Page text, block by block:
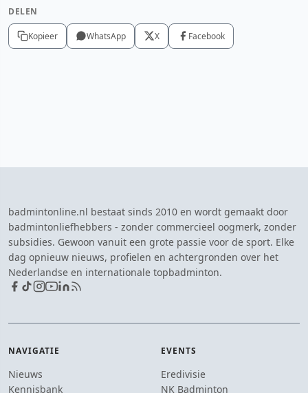
DELEN
Kopieer WhatsApp X Facebook
badmintonline.nl bestaat sinds 2010 en wordt gemaakt door
badmintonliefhebbers - zonder commercieel oogmerk, zonder
subsidies. Gewoon vanuit een grote passie voor de sport. Elke
dag opnieuw nieuws, profielen en achtergronden over het
Nederlandse en internationale topbadminton.
NAVIGATIE
Nieuws
Kennisbank
EVENTS
Eredivisie
NK Badminton